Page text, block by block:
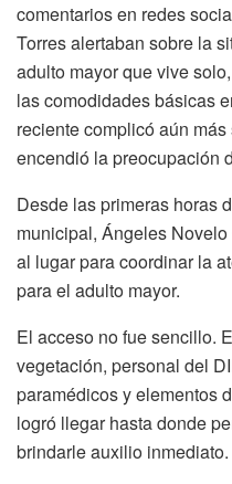
comentarios en redes
Torres alertaban sobre la
adulto mayor que vive
las comodidades básicas
reciente complicó aún
encendió la preocupación
Desde las primeras horas
municipal, Ángeles
al lugar para coordinar la
para el adulto mayor.
El acceso no fue sencillo.
vegetación, personal del
paramédicos y elementos
logró llegar hasta donde
brindarle auxilio inmediato.